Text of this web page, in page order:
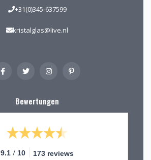
+31(0)345-637599
kristalglas@live.nl
Bewertungen
9.1 / 10 173 reviews